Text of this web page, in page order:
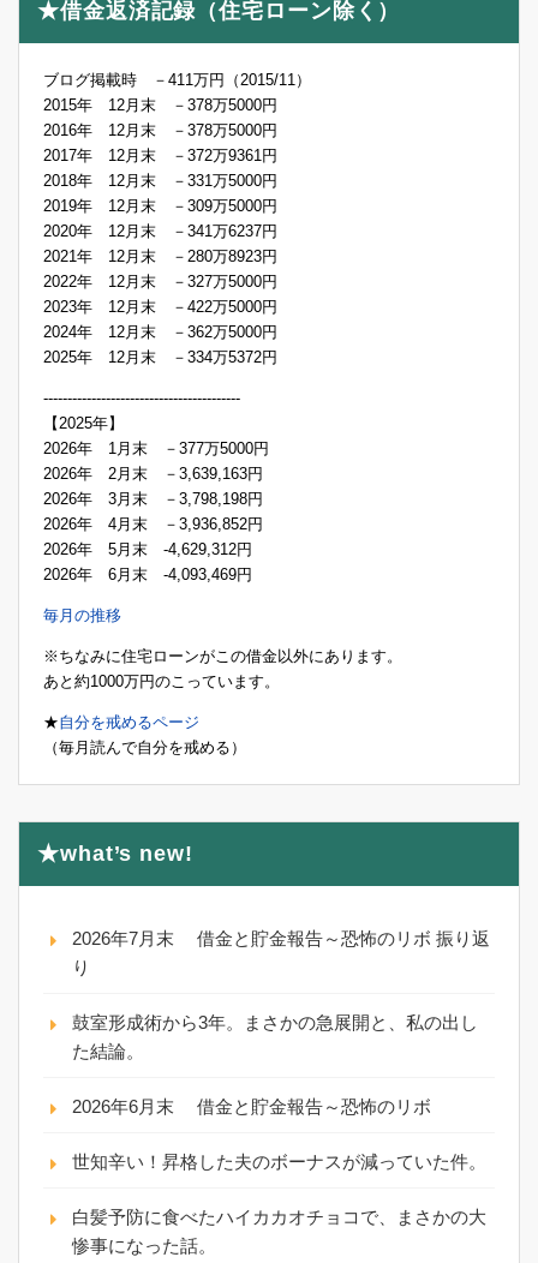
★借金返済記録（住宅ローン除く）
ブログ掲載時 －411万円（2015/11）
2015年 12月末 －378万5000円
2016年 12月末 －378万5000円
2017年 12月末 －372万9361円
2018年 12月末 －331万5000円
2019年 12月末 －309万5000円
2020年 12月末 －341万6237円
2021年 12月末 －280万8923円
2022年 12月末 －327万5000円
2023年 12月末 －422万5000円
2024年 12月末 －362万5000円
2025年 12月末 －334万5372円
-----------------------------------------
【2025年】
2026年 1月末 －377万5000円
2026年 2月末 －3,639,163円
2026年 3月末 －3,798,198円
2026年 4月末 －3,936,852円
2026年 5月末 -4,629,312円
2026年 6月末 -4,093,469円
毎月の推移
※ちなみに住宅ローンがこの借金以外にあります。
あと約1000万円のこっています。
★自分を戒めるページ
（毎月読んで自分を戒める）
★what’s new!
2026年7月末 借金と貯金報告～恐怖のリボ 振り返
り
鼓室形成術から3年。まさかの急展開と、私の出し
た結論。
2026年6月末 借金と貯金報告～恐怖のリボ
世知辛い！昇格した夫のボーナスが減っていた件。
白髪予防に食べたハイカカオチョコで、まさかの大
惨事になった話。